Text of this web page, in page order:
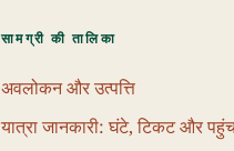
सामग्री की तालिका
अवलोकन और उत्पत्ति
यात्रा जानकारी: घंटे, टिकट और